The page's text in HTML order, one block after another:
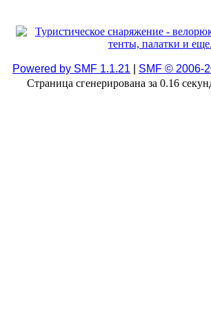
Powered by SMF 1.1.21
SMF © 2006-
Страница сгенерирована за 0.16